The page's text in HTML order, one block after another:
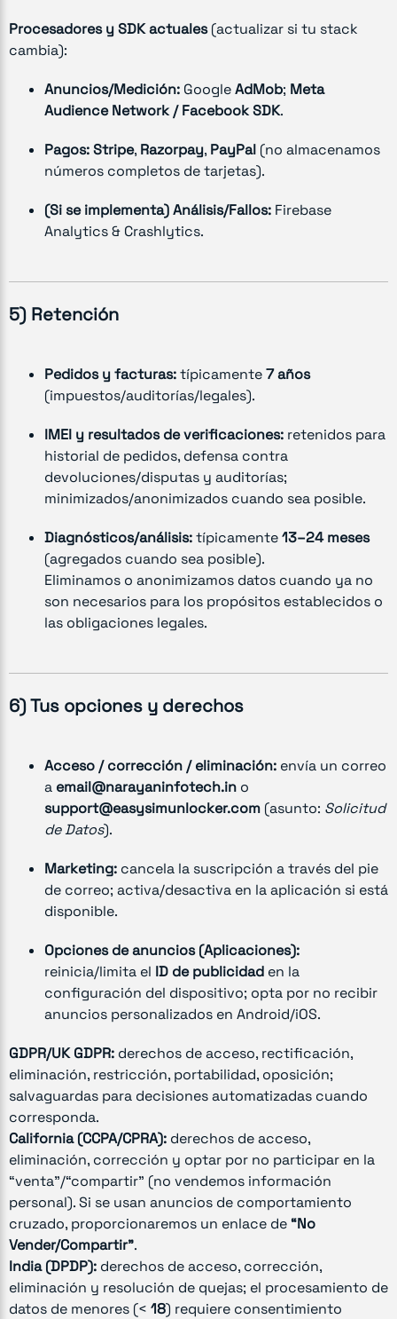
Procesadores y SDK actuales(actualizar si tu stack
cambia):
Anuncios/Medición: GoogleAdMob; Meta
Audience Network / Facebook SDK.
Pagos:Stripe, Razorpay, PayPal (no almacenamos
números completos de tarjetas).
(Si se implementa)Análisis/Fallos: Firebase
Analytics & Crashlytics.
5) Retención
Pedidos y facturas:típicamente7 años
(impuestos/auditorías/legales).
IMEI y resultados de verificaciones: retenidos para
historial de pedidos, defensa contra
devoluciones/disputas y auditorías;
minimizados/anonimizados cuando sea posible.
Diagnósticos/análisis:típicamente13–24 meses
(agregados cuando sea posible).
Eliminamos o anonimizamos datos cuando ya no
son necesarios para los propósitos establecidos o
las obligaciones legales.
6) Tus opciones y derechos
Acceso / corrección / eliminación: envía un correo
a email@narayaninfotech.in o
support@easysimunlocker.com (asunto: Solicitud
de Datos).
Marketing: cancela la suscripción a través del pie
de correo; activa/desactiva en la aplicación si está
disponible.
Opciones de anuncios (Aplicaciones):
reinicia/limita el ID de publicidad en la
configuración del dispositivo; opta por no recibir
anuncios personalizados en Android/iOS.
GDPR/UK GDPR: derechos de acceso, rectificación,
eliminación, restricción, portabilidad, oposición;
salvaguardas para decisiones automatizadas cuando
corresponda.
California (CCPA/CPRA): derechos de acceso,
eliminación, corrección y optar por no participar en la
“venta”/“compartir” (no vendemos información
personal). Si se usan anuncios de comportamiento
cruzado, proporcionaremos un enlace de “No
Vender/Compartir”.
India (DPDP): derechos de acceso, corrección,
eliminación y resolución de quejas; el procesamiento de
datos de menores (< 18) requiere consentimiento